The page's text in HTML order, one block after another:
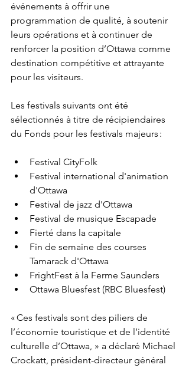
événements à offrir une
programmation de qualité, à soutenir
leurs opérations et à continuer de
renforcer la position d’Ottawa comme
destination compétitive et attrayante
pour les visiteurs.
Les festivals suivants ont été
sélectionnés à titre de récipiendaires
du Fonds pour les festivals majeurs :
Festival CityFolk
Festival international d'animation
d'Ottawa
Festival de jazz d'Ottawa
Festival de musique Escapade
Fierté dans la capitale
Fin de semaine des courses
Tamarack d'Ottawa
FrightFest à la Ferme Saunders
Ottawa Bluesfest (RBC Bluesfest)
« Ces festivals sont des piliers de
l’économie touristique et de l’identité
culturelle d’Ottawa, » a déclaré Michael
Crockatt, président-directeur général